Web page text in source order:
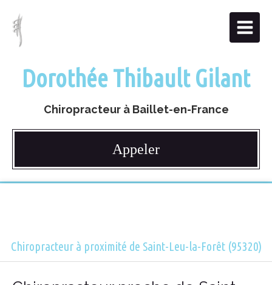
Dorothée Thibault Gilant
Chiropracteur à Baillet-en-France
Appeler
Chiropracteur à proximité de Saint-Leu-la-Forêt (95320)